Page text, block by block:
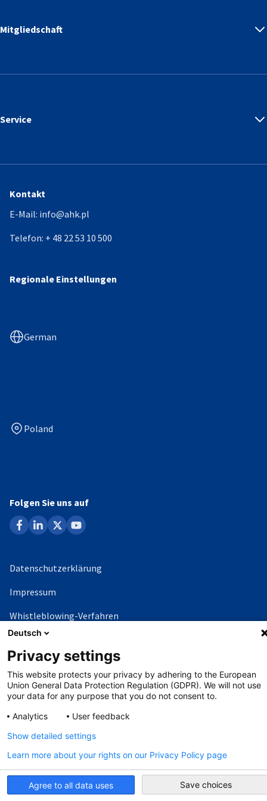
Mitgliedschaft
Service
Kontakt
E-Mail: info@ahk.pl
Telefon: + 48 22 53 10 500
Regionale Einstellungen
German
Poland
Folgen Sie uns auf
facebook
linkedin
x youtube
Datenschutzerklärung
Impressum
Whistleblowing-Verfahren
©Copyright - 2026 AHK
Deutsch
Privacy settings
This website protects your privacy by adhering to the European
Union General Data Protection Regulation (GDPR). We will not use
your data for any purpose that you do not consent to.
Analytics
User feedback
Agree to all data uses
Show detailed settings
Learn more about your rights on our Privacy Policy page
Save choices